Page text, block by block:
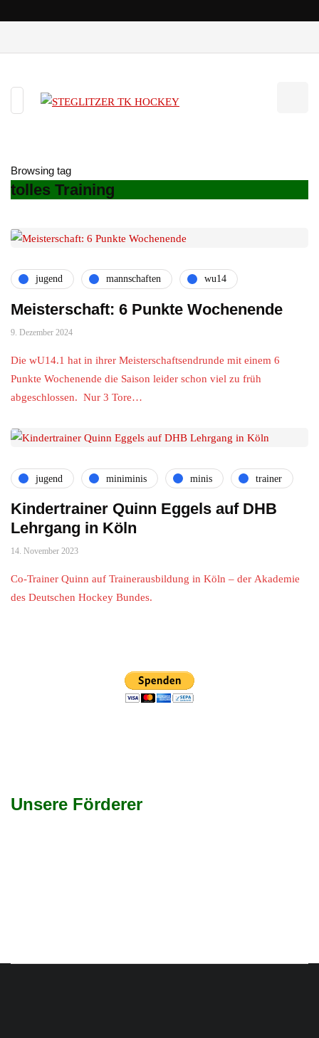
Browsing tag
tolles Training
jugend mannschaften wu14
Meisterschaft: 6 Punkte Wochenende
9. Dezember 2024
Die wU14.1 hat in ihrer Meisterschaftsendrunde mit einem 6
Punkte Wochenende die Saison leider schon viel zu früh
abgeschlossen. Nur 3 Tore…
jugend miniminis minis trainer
Kindertrainer Quinn Eggels auf DHB
Lehrgang in Köln
14. November 2023
Co-Trainer Quinn auf Trainerausbildung in Köln – der Akademie
des Deutschen Hockey Bundes.
Unsere Förderer